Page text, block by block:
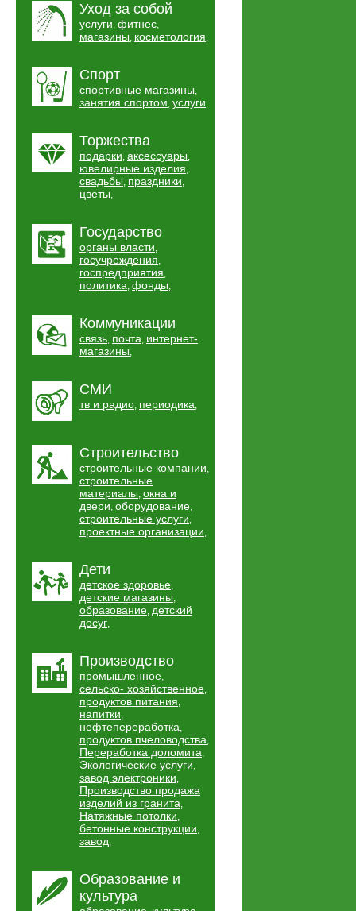
Уход за собой
услуги, фитнес,
магазины, косметология,
Спорт
спортивные магазины,
занятия спортом, услуги,
Торжества
подарки, аксессуары,
ювелирные изделия,
свадьбы, праздники,
цветы,
Государство
органы власти,
госучреждения,
госпредприятия,
политика, фонды,
Коммуникации
связь, почта, интернет-
магазины,
СМИ
тв и радио, периодика,
Строительство
строительные компании,
строительные
материалы, окна и
двери, оборудование,
строительные услуги,
проектные организации,
Дети
детское здоровье,
детские магазины,
образование, детский
досуг,
Производство
промышленное,
сельско- хозяйственное,
продуктов питания,
напитки,
нефтепереработка,
продуктов пчеловодства,
Переработка доломита,
Экологические услуги,
завод электроники,
Производство продажа
изделий из гранита,
Натяжные потолки,
бетонные конструкции,
завод,
Образование и
культура